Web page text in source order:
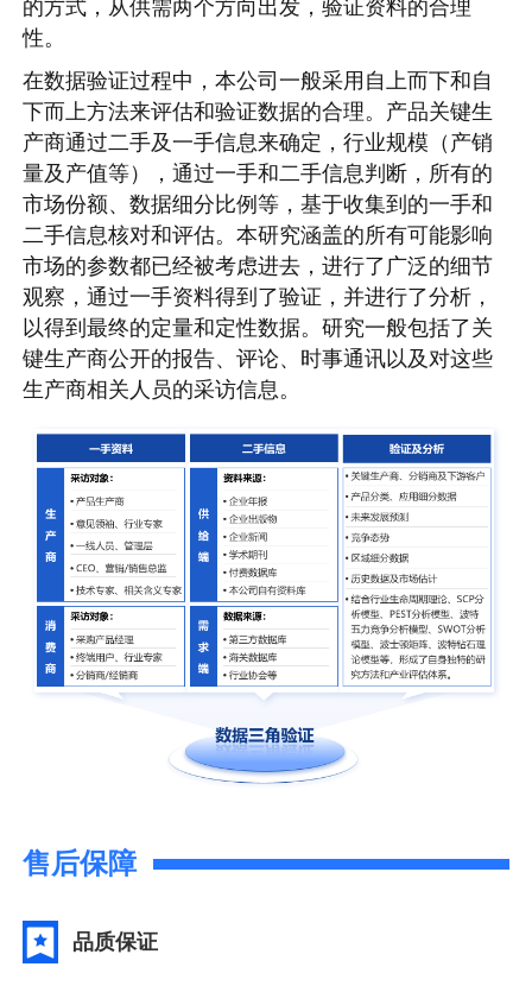
的方式，从供需两个方向出发，验证资料的合理
性。
在数据验证过程中，本公司一般采用自上而下和自
下而上方法来评估和验证数据的合理。产品关键生
产商通过二手及一手信息来确定，行业规模（产销
量及产值等），通过一手和二手信息判断，所有的
市场份额、数据细分比例等，基于收集到的一手和
二手信息核对和评估。本研究涵盖的所有可能影响
市场的参数都已经被考虑进去，进行了广泛的细节
观察，通过一手资料得到了验证，并进行了分析，
以得到最终的定量和定性数据。研究一般包括了关
键生产商公开的报告、评论、时事通讯以及对这些
生产商相关人员的采访信息。
售后保障
品质保证